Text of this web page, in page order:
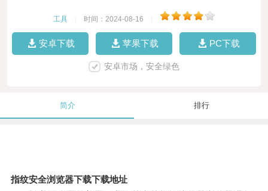
工具 时间：2024-08-16
安卓下载 苹果下载 PC下载
安卓市场，安全绿色
简介 排行
指纹安全浏览器下载下载地址